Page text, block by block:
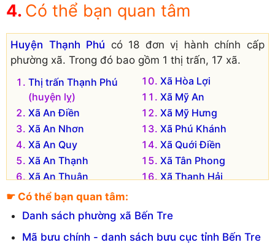
Có thể bạn quan tâm
Huyện Thạnh Phú có 18 đơn vị hành chính cấp
phường xã. Trong đó bao gồm 1 thị trấn, 17 xã.
Thị trấn Thạnh Phú
(huyện lỵ)
Xã An Điền
Xã An Nhơn
Xã An Quy
Xã An Thạnh
Xã An Thuận
Xã Bình Thạnh
Xã Đại Điền
Xã Giao Thạnh
Xã Hòa Lợi
Xã Mỹ An
Xã Mỹ Hưng
Xã Phú Khánh
Xã Quới Điền
Xã Tân Phong
Xã Thạnh Hải
Xã Thới Thạnh
☛ Có thể bạn quan tâm:
Danh sách phường xã Bến Tre
Mã bưu chính - danh sách bưu cục tỉnh Bến Tre